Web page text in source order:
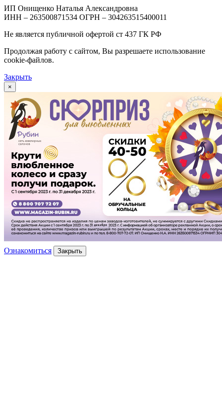
ИП Онищенко Наталья Александровна
ИНН – 263500871534 ОГРН – 304263515400011
Не является публичной офертой ст 437 ГК РФ
Продолжая работу с сайтом, Вы разрешаете использование
cookie-файлов.
Закрыть
×
Ознакомиться Закрыть